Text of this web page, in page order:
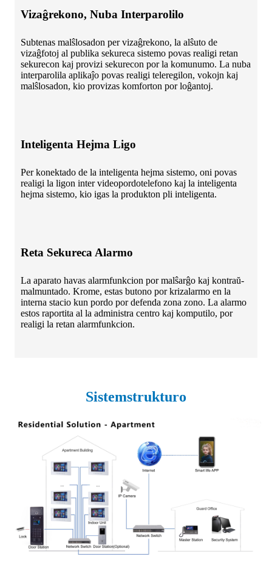
Vizaĝrekono, Nuba Interparolilo
Subtenas malŝlosadon per vizaĝrekono, la alŝuto de
vizaĝfotoj al publika sekureca sistemo povas realigi retan
sekurecon kaj provizi sekurecon por la komunumo. La nuba
interparolila aplikaĵo povas realigi teleregilon, vokojn kaj
malŝlosadon, kio provizas komforton por loĝantoj.
Inteligenta Hejma Ligo
Per konektado de la inteligenta hejma sistemo, oni povas
realigi la ligon inter videopordotelefono kaj la inteligenta
hejma sistemo, kio igas la produkton pli inteligenta.
Reta Sekureca Alarmo
La aparato havas alarmfunkcion por malŝarĝo kaj kontraŭ-
malmuntado. Krome, estas butono por krizalarmo en la
interna stacio kun pordo por defenda zona zono. La alarmo
estos raportita al la administra centro kaj komputilo, por
realigi la retan alarmfunkcion.
Sistemstrukturo